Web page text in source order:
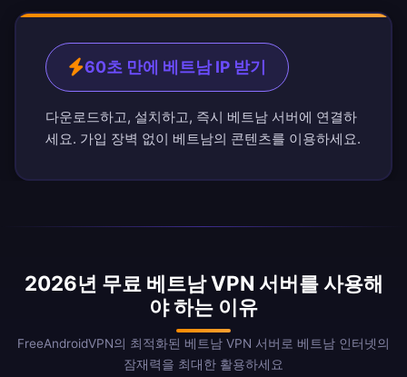
60초 만에 베트남 IP 받기
다운로드하고, 설치하고, 즉시 베트남 서버에 연결하
세요. 가입 장벽 없이 베트남의 콘텐츠를 이용하세요.
2026년 무료 베트남 VPN 서버를 사용해
야 하는 이유
FreeAndroidVPN의 최적화된 베트남 VPN 서버로 베트남 인터넷의
잠재력을 최대한 활용하세요